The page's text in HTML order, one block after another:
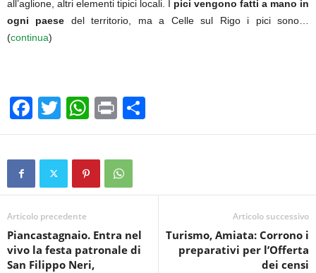
all’aglione, altri elementi tipici locali. I pici vengono fatti a mano in
ogni paese del territorio, ma a Celle sul Rigo i pici sono…
(continua)
F
a
c
b
o
o
k
T
wi
tt
W
h
at
s
A
p
Pr
in
t
o
vi
Articolo precedente
Piancastagnaio. Entra nel
vivo la festa patronale di
San Filippo Neri,
Articolo successivo
Turismo, Amiata: Corrono i
preparativi per l’Offerta
dei censi